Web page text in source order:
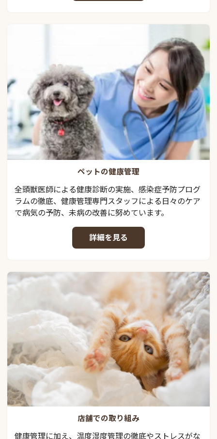
ペットの健康管理
全頭獣医師による健康診断の実施、感染症予防プログ
ラムの徹底、健康管理専門スタッフによる日々のケア
で病気の予防、未病の改善に努めています。
詳細を見る
店舗での取り組み
健康管理に加え、温度湿度管理の徹底やストレスがな